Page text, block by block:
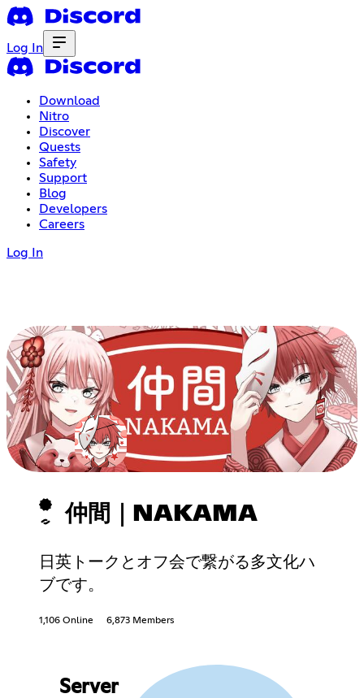
Log In
Download
Nitro
Discover
Quests
Safety
Support
Blog
Developers
Careers
Log In
仲間｜NAKAMA
日英トークとオフ会で繋がる多文化ハ
ブです。
1,106 Online 6,873 Members
Server